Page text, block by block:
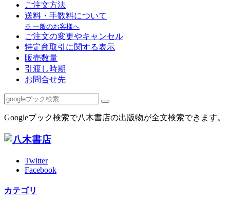
ご注文方法
送料・手数料について
※ 一般のお客様へ
ご注文の変更やキャンセル
特定商取引に関する表示
販売数量
引渡し時期
お問合せ先
Googleブック検索で八木書店の出版物が全文検索できます。
Twitter
Facebook
カテゴリ